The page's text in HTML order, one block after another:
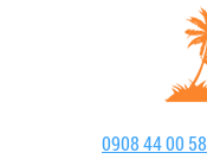
0908 44 00 58